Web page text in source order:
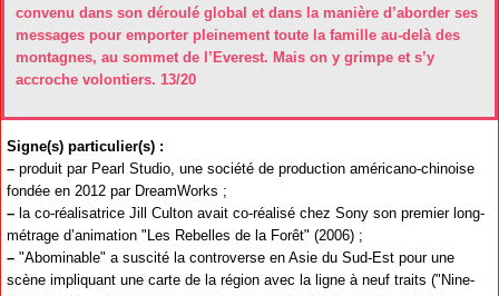
convenu dans son déroulé global et dans la manière d’aborder ses
messages pour emporter pleinement toute la famille au-delà des
montagnes, au sommet de l’Everest. Mais on y grimpe et s’y
accroche volontiers. 13/20
Signe(s) particulier(s) :
– produit par Pearl Studio, une société de production américano-chinoise
fondée en 2012 par DreamWorks ;
– la co-réalisatrice Jill Culton avait co-réalisé chez Sony son premier long-
métrage d’animation "Les Rebelles de la Forêt" (2006) ;
– "Abominable" a suscité la controverse en Asie du Sud-Est pour une
scène impliquant une carte de la région avec la ligne à neuf traits ("Nine-